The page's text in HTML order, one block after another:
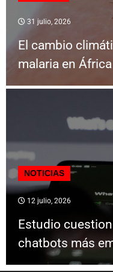
31 julio, 2026
El cambio
malaria en África
NOTICIAS
12 julio, 2026
Estudio
chatbots más